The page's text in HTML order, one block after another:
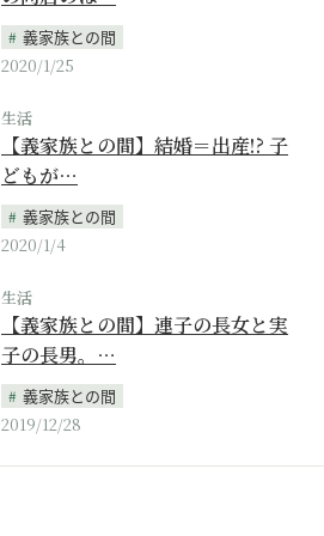
義家族との間
2020/1/25
生活
【義家族との間】結婚＝出産!? 子
どもが…
義家族との間
2020/1/4
生活
【義家族との間】連子の長女と実
子の長男。…
義家族との間
2019/12/28